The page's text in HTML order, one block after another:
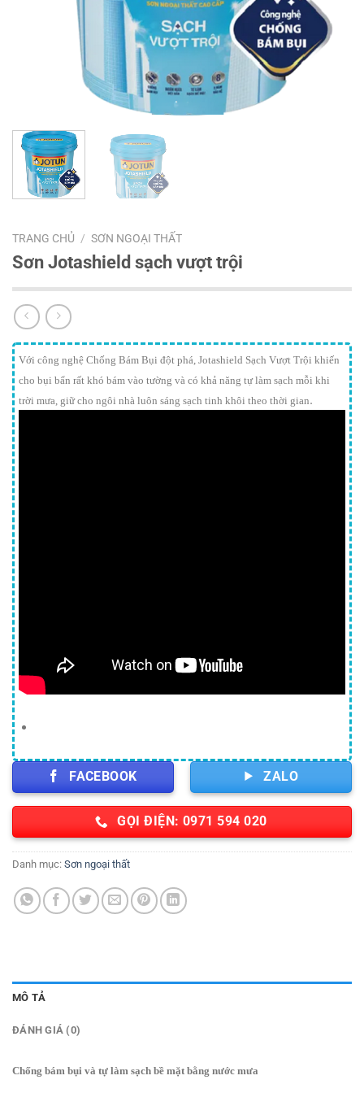
TRANG CHỦ / SƠN NGOẠI THẤT
Sơn Jotashield sạch vượt trội
Với công nghệ Chống Bám Bụi đột phá, Jotashield Sạch Vượt Trội khiến
cho bụi bẩn rất khó bám vào tường và có khả năng tự làm sạch mỗi khi
trời mưa, giữ cho ngôi nhà luôn sáng sạch tinh khôi theo thời gian.
FACEBOOK ZALO
GỌI ĐIỆN: 0971 594 020
Danh mục: Sơn ngoại thất
MÔ TẢ
ĐÁNH GIÁ (0)
Chống bám bụi và tự làm sạch bề mặt bằng nước mưa